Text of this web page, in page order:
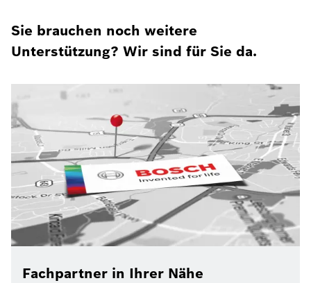
Sie brauchen noch weitere
Unterstützung? Wir sind für Sie da.
Fachpartner in Ihrer Nähe